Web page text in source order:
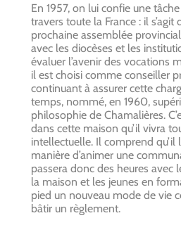
En 1957, on lui confie une
travers toute la France : il s’agit
prochaine assemblée
avec les diocèses et les
évaluer l’avenir des vocations
il est choisi comme conseiller
continuant à assurer cette
temps, nommé, en 1960,
philosophie de Chamalières.
dans cette maison qu’il vivra
intellectuelle. Il comprend qu’il
manière d’animer une
passera donc des heures avec
la maison et les jeunes en
pied un nouveau mode de vie
bâtir un règlement.